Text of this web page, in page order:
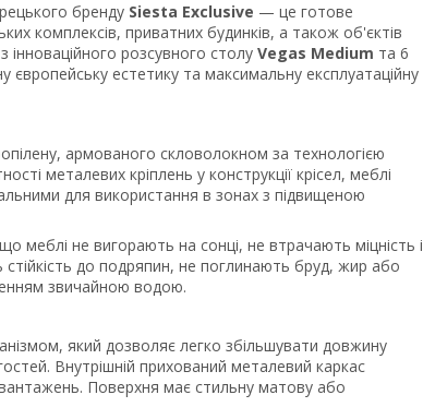
бренду Siesta Exclusive — це готове
комплексів, приватних будинків, а також об'єктів
інноваційного розсувного столу Vegas Medium та 6
європейську естетику та максимальну експлуатаційну
армованого скловолокном за технологією
металевих кріплень у конструкції крісел, меблі
для використання в зонах з підвищеною
меблі не вигорають на сонці, не втрачають міцність і
стійкість до подряпин, не поглинають бруд, жир або
звичайною водою.
який дозволяє легко збільшувати довжину
Внутрішній прихований металевий каркас
Поверхня має стильну матову або